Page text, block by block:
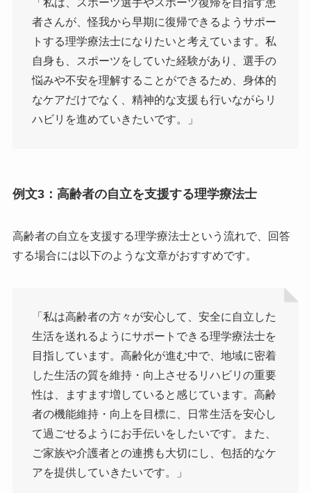
「私は、スポーツ選手やスポーツ復帰を目指す患
者さんが、怪我から早期に復帰できるようサポー
トする理学療法士になりたいと考えています。私
自身も、スポーツをしていた経験があり、選手の
悩みや不安を理解することができるため、身体的
なケアだけでなく、精神的な支援も行いながらリ
ハビリを進めていきたいです。」
例文3：高齢者の自立を支援する理学療法士
高齢者の自立を支援する理学療法士という流れで、回答
する場合には以下のような文章がおすすめです。
「私は高齢者の方々が安心して、安全に自立した
生活を送れるようにサポートできる理学療法士を
目指しています。高齢化が進む中で、地域に密着
した生活の質を維持・向上させるリハビリの重要
性は、ますます増していると感じています。高齢
者の機能維持・向上を目標に、日常生活を安心し
て過ごせるようにお手伝いをしたいです。また、
ご家族や介護者との連携も大切にし、包括的なケ
アを提供していきたいです。」